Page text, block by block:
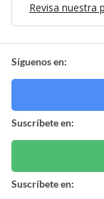
Revisa nuestra
Síguenos en:
Suscríbete en:
Suscríbete en: